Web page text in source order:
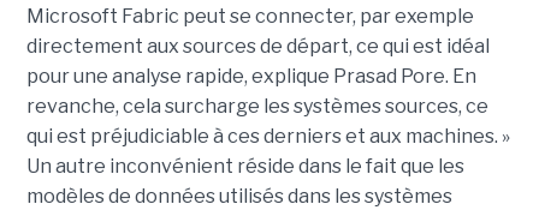
Microsoft Fabric peut se connecter, par exemple
directement aux sources de départ, ce qui est idéal
pour une analyse rapide, explique Prasad Pore. En
revanche, cela surcharge les systèmes sources, ce
qui est préjudiciable à ces derniers et aux machines. »
Un autre inconvénient réside dans le fait que les
modèles de données utilisés dans les systèmes